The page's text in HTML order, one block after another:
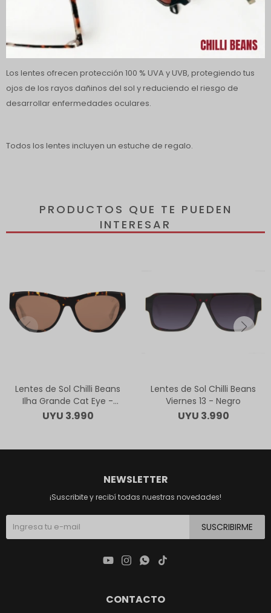
El diseño de las patillas se inspira en la construcción de los
antiguos coches Volkswagen, con el logotipo de Chilli Beans
recortado y el logotipo vintage de Volkswagen en los extremos,
en colores metalizados.
Los lentes ofrecen protección 100 % UVA y UVB, protegiendo tus
ojos de los rayos dañinos del sol y reduciendo el riesgo de
desarrollar enfermedades oculares.
Todos los lentes incluyen un estuche de regalo.
PRODUCTOS QUE TE PUEDEN
INTERESAR
Lentes de Sol Chilli Beans
Ilha Grande Cat Eye -
Animal Print
UYU 3.990
Lentes de Sol Chilli Beans
Viernes 13 - Negro
UYU 3.990
CONTACTO
NEWSLETTER
¡Suscribite y recibí todas nuestras novedades!
SUSCRIBIRME
   